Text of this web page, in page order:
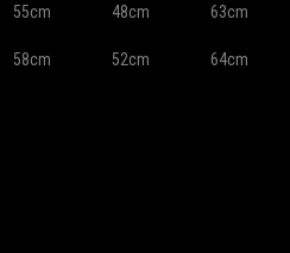
55cm 48cm 63cm
58cm 52cm 64cm